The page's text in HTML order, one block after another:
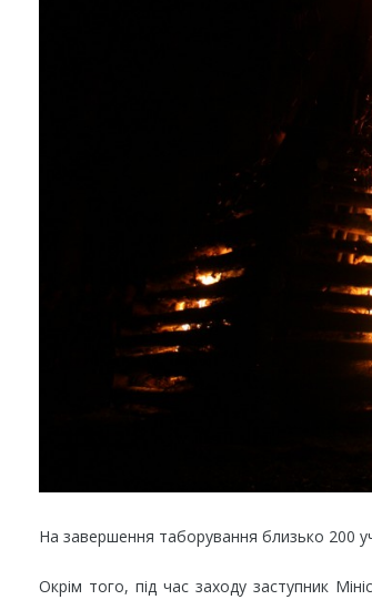
На завершення таборування близько 200
Окрім того, під час заходу заступник